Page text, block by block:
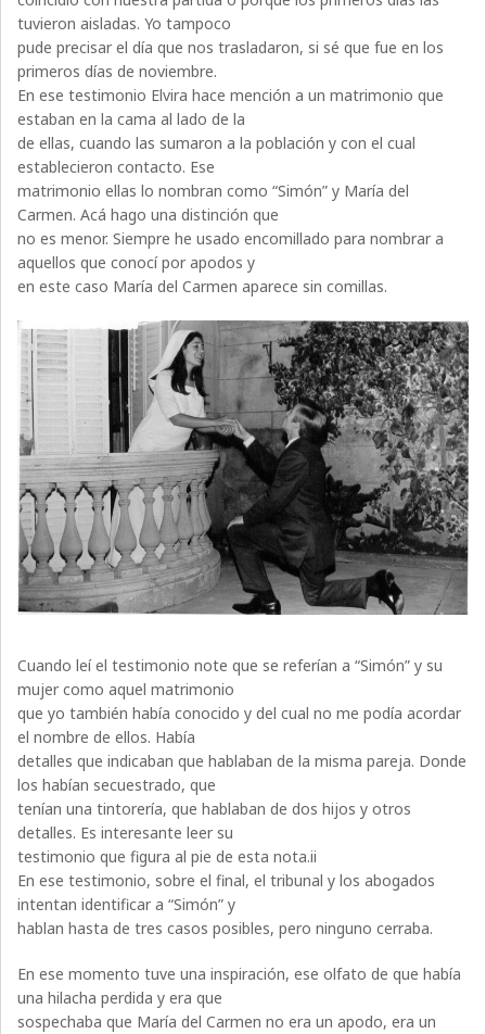
tuvieron aisladas. Yo tampoco
pude precisar el día que nos trasladaron, si sé que fue en los
primeros días de noviembre.
En ese testimonio Elvira hace mención a un matrimonio que
estaban en la cama al lado de la
de ellas, cuando las sumaron a la población y con el cual
establecieron contacto. Ese
matrimonio ellas lo nombran como “Simón” y María del
Carmen. Acá hago una distinción que
no es menor. Siempre he usado encomillado para nombrar a
aquellos que conocí por apodos y
en este caso María del Carmen aparece sin comillas.
Cuando leí el testimonio note que se referían a “Simón” y su
mujer como aquel matrimonio
que yo también había conocido y del cual no me podía acordar
el nombre de ellos. Había
detalles que indicaban que hablaban de la misma pareja. Donde
los habían secuestrado, que
tenían una tintorería, que hablaban de dos hijos y otros
detalles. Es interesante leer su
testimonio que figura al pie de esta nota.ii
En ese testimonio, sobre el final, el tribunal y los abogados
intentan identificar a “Simón” y
hablan hasta de tres casos posibles, pero ninguno cerraba.
En ese momento tuve una inspiración, ese olfato de que había
una hilacha perdida y era que
sospechaba que María del Carmen no era un apodo, era un